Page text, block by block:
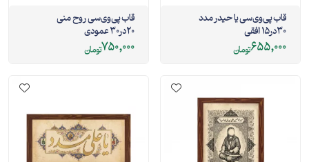
قاب پی‌وی‌سی یا حیدر مدد
30در15 افقی
655,000تومان
قاب پی‌وی‌سی روح منی
20در30 عمودی
750,000تومان